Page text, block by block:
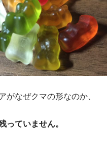
がなぜクマの形なのか、
っていません。